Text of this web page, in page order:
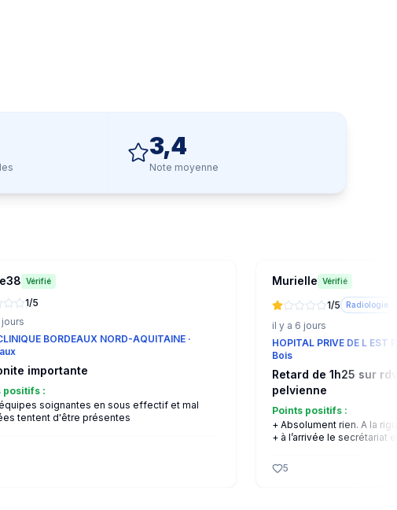
3,4
Note moyenne
Vérifié
1/5
jours
BORDEAUX NORD-AQUITAINE ·
importante
positifs :
soignantes en sous effectif et mal
tentent d'être présentes
Murielle Vérifié
1/5 Radiologie
il y a 6 jours
HOPITAL PRIVE DE L EST
Bois
Retard de 1h25 sur
pelvienne
Points positifs :
+ Absolument rien. A la
+ à l’arrivée le secrétariat
5